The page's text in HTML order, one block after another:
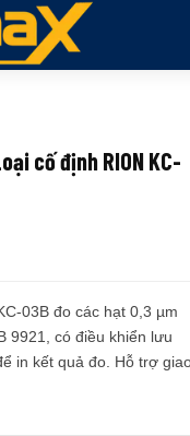
cố định RION KC-
03B đo các hạt 0,3 µm
9921, có điều khiển lưu
in kết quả đo. Hỗ trợ